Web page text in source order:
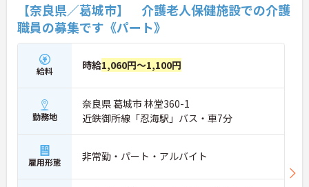
【奈良県／葛城市】 介護老人保健施設での介護
職員の募集です《パート》
給料 時給1,060円～1,100円
勤務地
奈良県 葛城市 林堂360-1
近鉄御所線「忍海駅」バス・車7分
雇用形態 非常勤・パート・アルバイト